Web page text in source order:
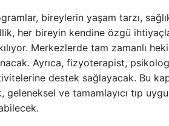
bireylerin yaşam tarzı,
her bireyin kendine özgü
Merkezlerde tam zamanlı
Ayrıca, fizyoterapist,
destek sağlayacak. Bu
geleneksel ve tamamlayıcı tıp